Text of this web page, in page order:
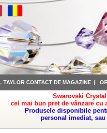
TAYLOR CONTACT DE MAGAZINE |
Swarovski
cel mai bun preț de vânzare cu
Produsele disponibile
personal imediat,